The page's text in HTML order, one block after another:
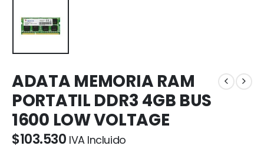
ADATA MEMORIA RAM
PORTATIL DDR3 4GB BUS
1600 LOW VOLTAGE
$103.530 IVA Incluido